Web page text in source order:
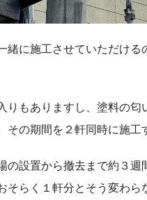
緒に施工させていただけ
りもありますし、塗料の
の期間を２軒同時に施工
の設置から撤去まで約３
そらく１軒分とそう変わら